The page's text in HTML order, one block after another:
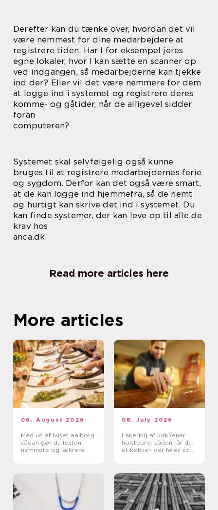
Derefter kan du tænke over, hvordan det vil
være nemmest for dine medarbejdere at
registrere tiden. Har I for eksempel jeres
egne lokaler, hvor I kan sætte en scanner op
ved indgangen, så medarbejderne kan tjekke
ind der? Eller vil det være nemmere for dem
at logge ind i systemet og registrere deres
komme- og gåtider, når de alligevel sidder
foran
computeren?
Systemet skal selvfølgelig også kunne
bruges til at registrere medarbejdernes ferie
og sygdom. Derfor kan det også være smart,
at de kan logge ind hjemmefra, så de nemt
og hurtigt kan skrive det ind i systemet. Du
kan finde systemer, der kan leve op til alle de
krav hos
anca.dk.
Read more articles here
More articles
06. August 2026
Mad ud af huset aalborg
sådan gør du festen
nemmere og lækrere
08. July 2026
Lakering af køkkener
holstebro: sådan får du
et køkken der føles som